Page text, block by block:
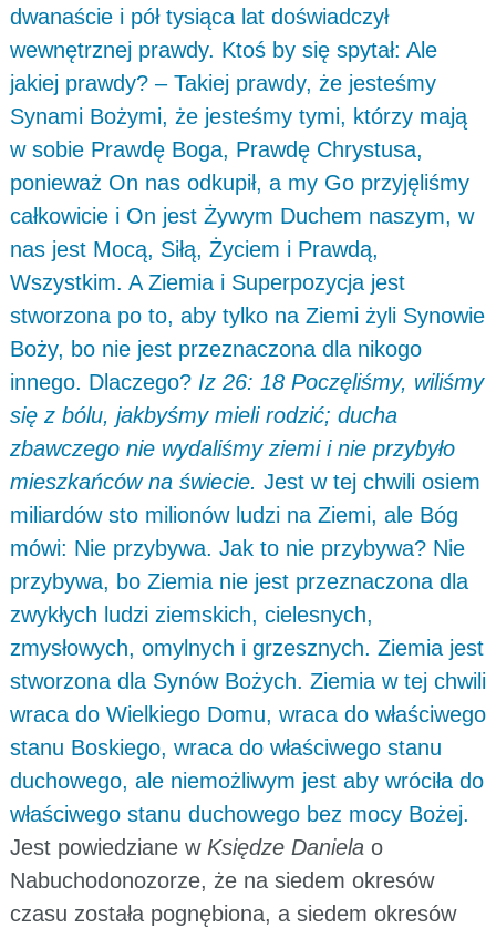
dwanaście i pół tysiąca lat doświadczył
wewnętrznej prawdy. Ktoś by się spytał: Ale
jakiej prawdy? – Takiej prawdy, że jesteśmy
Synami Bożymi, że jesteśmy tymi, którzy mają
w sobie Prawdę Boga, Prawdę Chrystusa,
ponieważ On nas odkupił, a my Go przyjęliśmy
całkowicie i On jest Żywym Duchem naszym, w
nas jest Mocą, Siłą, Życiem i Prawdą,
Wszystkim. A Ziemia i Superpozycja jest
stworzona po to, aby tylko na Ziemi żyli Synowie
Boży, bo nie jest przeznaczona dla nikogo
innego. Dlaczego? Iz 26: 18 Poczęliśmy, wiliśmy
się z bólu, jakbyśmy mieli rodzić; ducha
zbawczego nie wydaliśmy ziemi i nie przybyło
mieszkańców na świecie. Jest w tej chwili osiem
miliardów sto milionów ludzi na Ziemi, ale Bóg
mówi: Nie przybywa. Jak to nie przybywa? Nie
przybywa, bo Ziemia nie jest przeznaczona dla
zwykłych ludzi ziemskich, cielesnych,
zmysłowych, omylnych i grzesznych. Ziemia jest
stworzona dla Synów Bożych. Ziemia w tej chwili
wraca do Wielkiego Domu, wraca do właściwego
stanu Boskiego, wraca do właściwego stanu
duchowego, ale niemożliwym jest aby wróciła do
właściwego stanu duchowego bez mocy Bożej.
Jest powiedziane w Księdze Danielao
Nabuchodonozorze, że na siedem okresów
czasu została pognębiona, a siedem okresów